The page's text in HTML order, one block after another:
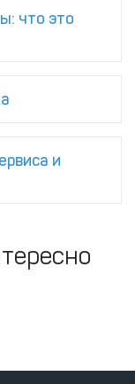
что это
и